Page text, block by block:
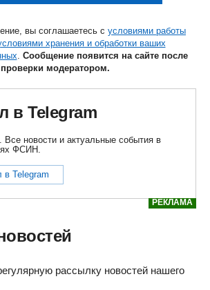
вы соглашаетесь с условиями работы
хранения и обработки ваших
. Сообщение появится на сайте после
проверки модератором.
в Telegram
. Все новости и актуальные события в
ФСИН.
в Telegram
РЕКЛАМА
рассылку новостей нашего